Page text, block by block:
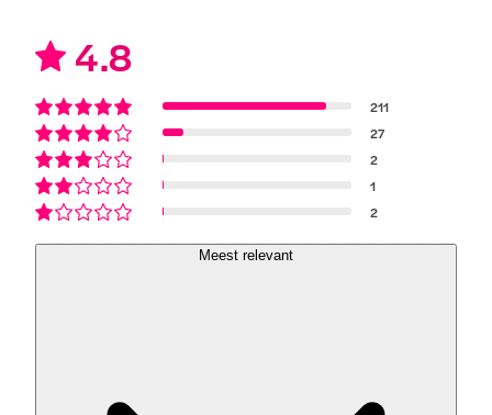
4.8
211
27
2
1
2
Meest relevant